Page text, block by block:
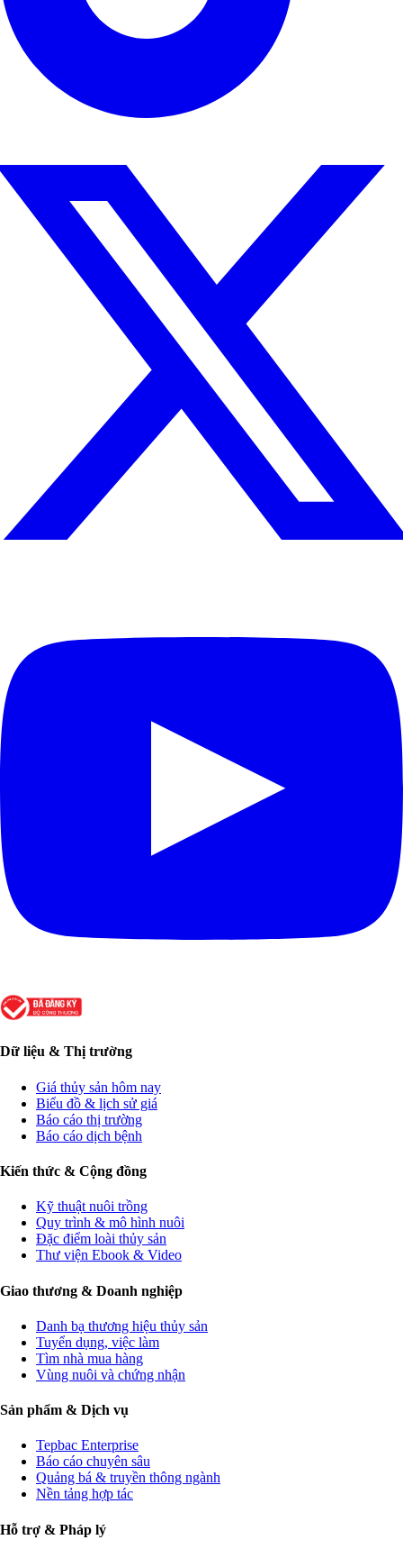
Dữ liệu & Thị trường
Giá thủy sản hôm nay
Biểu đồ & lịch sử giá
Báo cáo thị trường
Báo cáo dịch bệnh
Kiến thức & Cộng đồng
Kỹ thuật nuôi trồng
Quy trình & mô hình nuôi
Đặc điểm loài thủy sản
Thư viện Ebook & Video
Giao thương & Doanh nghiệp
Danh bạ thương hiệu thủy sản
Tuyển dụng, việc làm
Tìm nhà mua hàng
Vùng nuôi và chứng nhận
Sản phẩm & Dịch vụ
Tepbac Enterprise
Báo cáo chuyên sâu
Quảng bá & truyền thông ngành
Nền tảng hợp tác
Hỗ trợ & Pháp lý